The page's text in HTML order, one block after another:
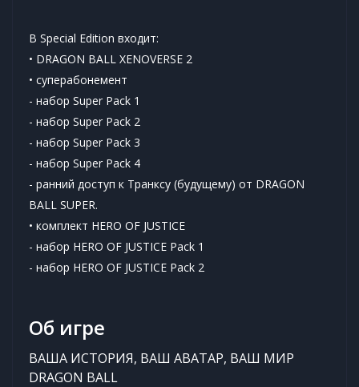
В Special Edition входит:
• DRAGON BALL XENOVERSE 2
• суперабонемент
- набор Super Pack 1
- набор Super Pack 2
- набор Super Pack 3
- набор Super Pack 4
- ранний доступ к Транксу (будущему) от DRAGON
BALL SUPER.
• комплект HERO OF JUSTICE
- набор HERO OF JUSTICE Pack 1
- набор HERO OF JUSTICE Pack 2
Об игре
ВАША ИСТОРИЯ, ВАШ АВАТАР, ВАШ МИР
DRAGON BALL